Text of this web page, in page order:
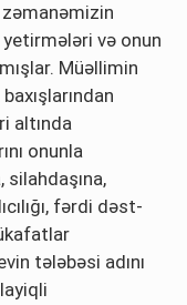
və onun
Müəllimin
altında
onunla
fərdi dəst-
tələbəsi adını